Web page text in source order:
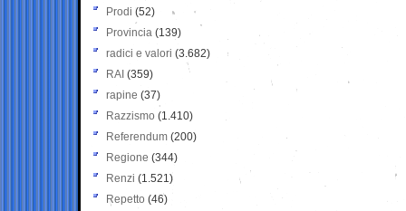
Prodi (52)
Provincia (139)
radici e valori (3.682)
RAI (359)
rapine (37)
Razzismo (1.410)
Referendum (200)
Regione (344)
Renzi (1.521)
Repetto (46)